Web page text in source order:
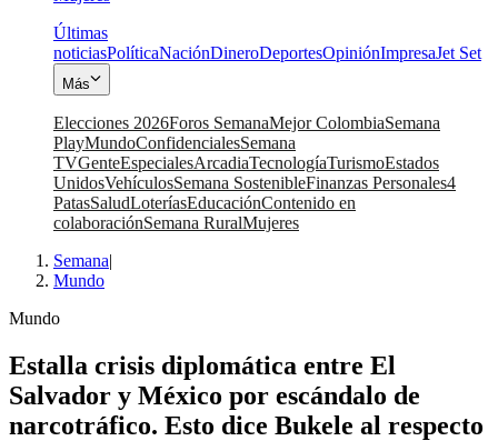
Últimas
noticiasPolíticaNaciónDineroDeportesOpiniónImpresaJet Set
Más
Elecciones 2026Foros SemanaMejor ColombiaSemana
PlayMundoConfidencialesSemana
TVGenteEspecialesArcadiaTecnologíaTurismoEstados
UnidosVehículosSemana SostenibleFinanzas Personales4
PatasSaludLoteríasEducaciónContenido en
colaboraciónSemana RuralMujeres
Semana|
Mundo
Mundo
Estalla crisis diplomática entre El
Salvador y México por escándalo de
narcotráfico. Esto dice Bukele al respecto